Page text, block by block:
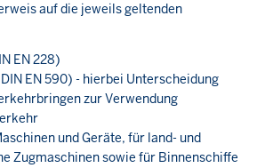
auf die jeweils geltenden
EN 228)
EN 590) - hierbei Unterscheidung
zur Verwendung
und Geräte, für land- und
Zugmaschinen sowie für Binnenschiffe